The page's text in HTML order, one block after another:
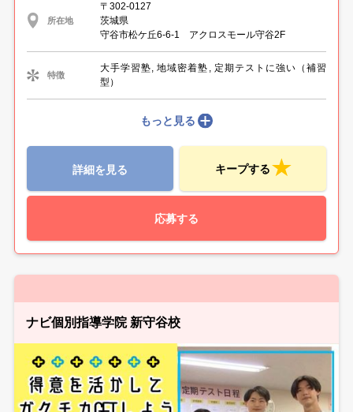
所在地
〒302-0127
茨城県
守谷市松ケ丘6-6-1 アクロスモール守谷2F
特徴
大手学習塾, 地域密着塾, 定期テストに強い（補習
型）
もっと見る
詳細を見る キープする
応募する
ナビ個別指導学院 新守谷校